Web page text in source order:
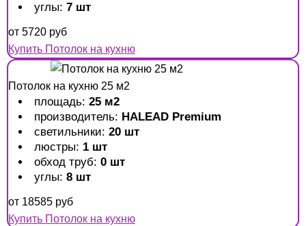
углы: 7 шт
от 5720 руб
Купить Потолок на кухню
Потолок на кухню 25 м2
площадь: 25 м2
производитель: HALEAD Premium
светильники: 20 шт
люстры: 1 шт
обход труб: 0 шт
углы: 8 шт
от 18585 руб
Купить Потолок на кухню